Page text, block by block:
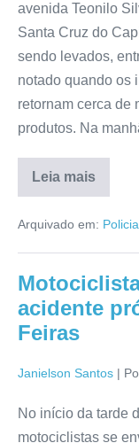
avenida Teonilo
Santa Cruz do
sendo levados,
notado quando os
retornam cerca de
produtos. Na
Leia mais
Arquivado em:
acidente
Feiras
Janielson Santos |
No início da tarde
motociclistas se